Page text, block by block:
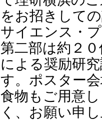
をお招きして
サイエンス・
第二部は約２
による奨励研
す。ポスター
食物もご用意
く、お願い申